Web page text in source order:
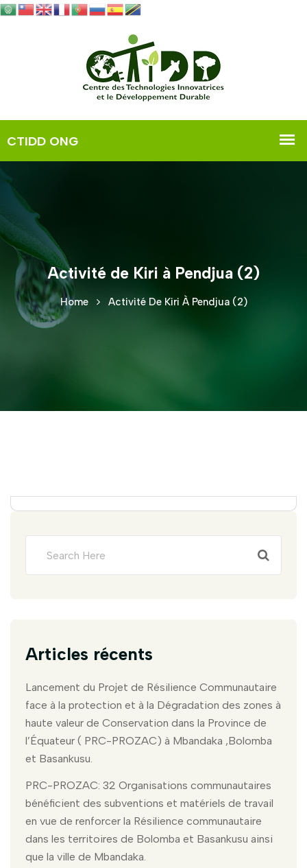
Activité de Kiri à Pendjua (2)
Home Activité De Kiri À Pendjua (2)
Articles récents
Lancement du Projet de Résilience Communautaire
face à la protection et à la Dégradation des zones à
haute valeur de Conservation dans la Province de
l’Équateur ( PRC-PROZAC) à Mbandaka ,Bolomba
et Basankusu.
PRC-PROZAC: 32 Organisations communautaires
bénéficient des subventions et matériels de travail
en vue de renforcer la Résilience communautaire
dans les territoires de Bolomba et Basankusu ainsi
que la ville de Mbandaka.